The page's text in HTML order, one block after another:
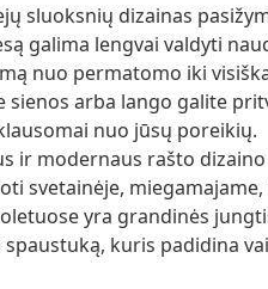
sluoksnių dizainas
galima lengvai valdyti
nuo permatomo iki
arba lango galite
nuo jūsų poreikių.
ir modernaus rašto
svetainėje,
yra grandinės
kuris padidina